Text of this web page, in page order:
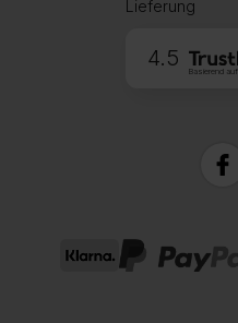
Lieferung
4.5
Basierend auf